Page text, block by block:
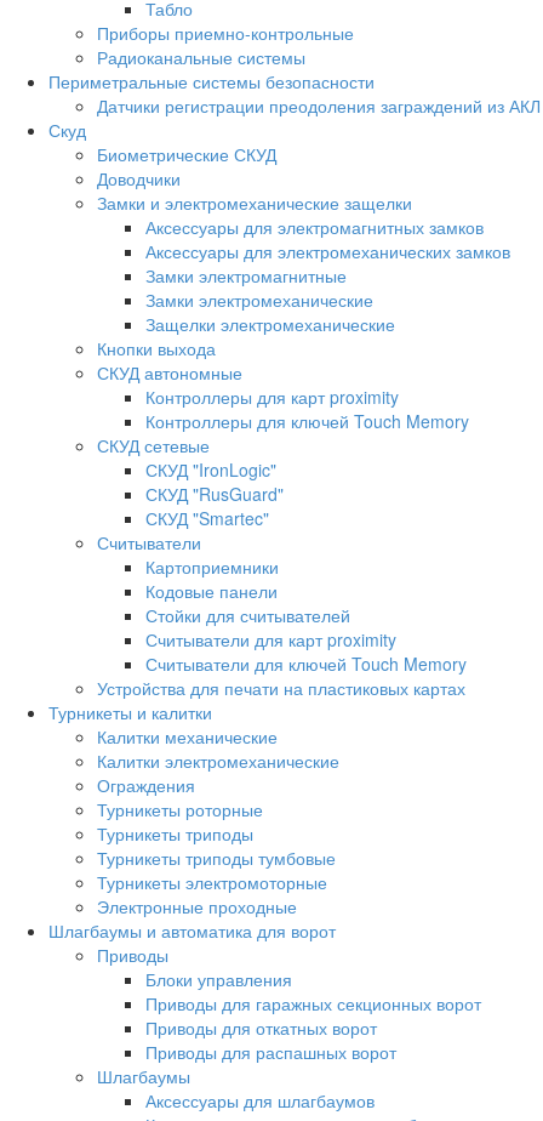
Табло
Приборы приемно-контрольные
Радиоканальные системы
Периметральные системы безопасности
Датчики регистрации преодоления заграждений из АКЛ
Скуд
Биометрические СКУД
Доводчики
Замки и электромеханические защелки
Аксессуары для электромагнитных замков
Аксессуары для электромеханических замков
Замки электромагнитные
Замки электромеханические
Защелки электромеханические
Кнопки выхода
СКУД автономные
Контроллеры для карт proximity
Контроллеры для ключей Touch Memory
СКУД сетевые
СКУД "IronLogic"
СКУД "RusGuard"
СКУД "Smartec"
Считыватели
Картоприемники
Кодовые панели
Стойки для считывателей
Считыватели для карт proximity
Считыватели для ключей Touch Memory
Устройства для печати на пластиковых картах
Турникеты и калитки
Калитки механические
Калитки электромеханические
Ограждения
Турникеты роторные
Турникеты триподы
Турникеты триподы тумбовые
Турникеты электромоторные
Электронные проходные
Шлагбаумы и автоматика для ворот
Приводы
Блоки управления
Приводы для гаражных секционных ворот
Приводы для откатных ворот
Приводы для распашных ворот
Шлагбаумы
Аксессуары для шлагбаумов